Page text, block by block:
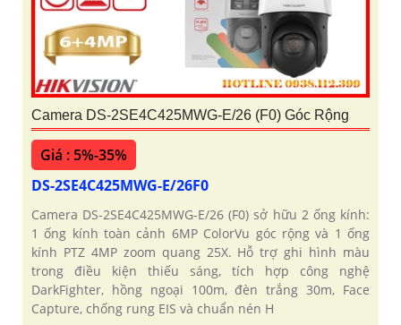
Camera DS-2SE4C425MWG-E/26 (F0) Góc Rộng
Giá : 5%-35%
DS-2SE4C425MWG-E/26F0
Camera DS-2SE4C425MWG-E/26 (F0) sở hữu 2 ống kính:
1 ống kính toàn cảnh 6MP ColorVu góc rộng và 1 ống
kính PTZ 4MP zoom quang 25X. Hỗ trợ ghi hình màu
trong điều kiện thiếu sáng, tích hợp công nghệ
DarkFighter, hồng ngoại 100m, đèn trắng 30m, Face
Capture, chống rung EIS và chuẩn nén H